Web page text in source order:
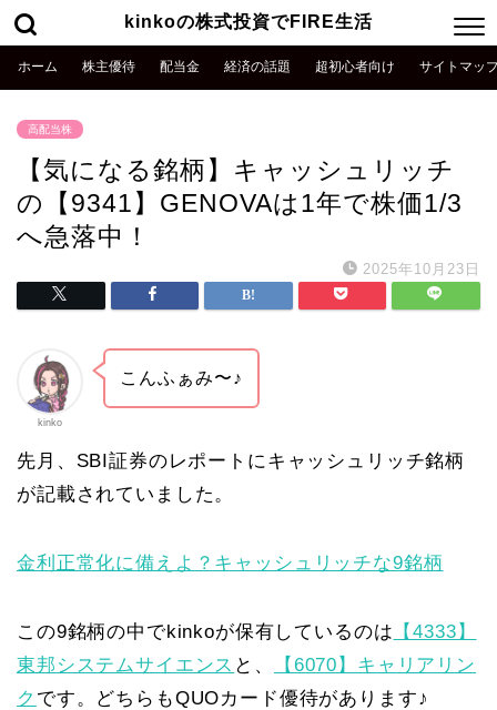
kinkoの株式投資でFIRE生活
ホーム 株主優待 配当金 経済の話題 超初心者向け サイトマッ
高配当株
【気になる銘柄】キャッシュリッチ
の【9341】GENOVAは1年で株価1/3
へ急落中！
2025年10月23日
kinko
こんふぁみ〜♪
先月、SBI証券のレポートにキャッシュリッチ銘柄
が記載されていました。
金利正常化に備えよ？キャッシュリッチな9銘柄
この9銘柄の中でkinkoが保有しているのは 【4333】
東邦システムサイエンス と、
【6070】キャリアリン
ク です。どちらもQUOカード優待があります♪